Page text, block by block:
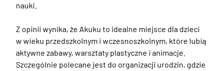
nauki.
Z opinii wynika, że Akuku to idealne miejsce dla dzieci
w wieku przedszkolnym i wczesnoszkolnym, które lubią
aktywne zabawy, warsztaty plastyczne i animacje.
Szczególnie polecane jest do organizacji urodzin, gdzie